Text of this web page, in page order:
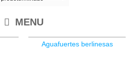
MENU
Aguafuertes berlinesas